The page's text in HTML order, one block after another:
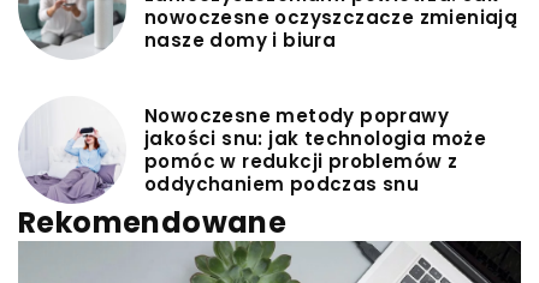
nowoczesne oczyszczacze zmieniają
nasze domy i biura
Nowoczesne metody poprawy
jakości snu: jak technologia może
pomóc w redukcji problemów z
oddychaniem podczas snu
Rekomendowane